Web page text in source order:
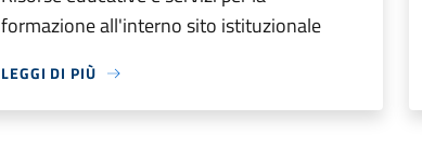
formazione all'interno sito istituzionale
LEGGI DI PIÙ